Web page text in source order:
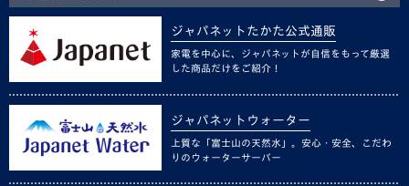
ジャパネットたかた公式通販
家電を中心に、ジャパネットが自信をもって厳選
した商品だけをご紹介！
ジャパネットウォーター
上質な「富士山の天然水」。安心・安全、こだわ
りのウォーターサーバー